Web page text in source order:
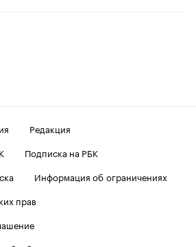
Редакция
Подписка на РБК
Информация об ограничениях
прав